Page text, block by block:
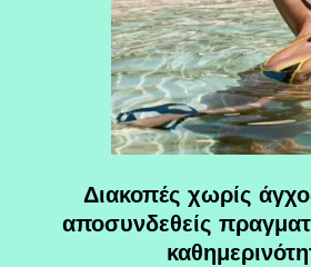
Διακοπές χωρίς
αποσυνδεθείς